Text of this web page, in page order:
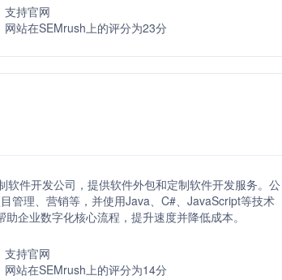
支持官网
网站在SEMrush上的评分为23分
件开发公司，提供软件外包和定制软件开发服务。公
管理、营销等，并使用Java、C#、JavaScript等技术
企业数字化核心流程，提升速度并降低成本。
支持官网
网站在SEMrush上的评分为14分